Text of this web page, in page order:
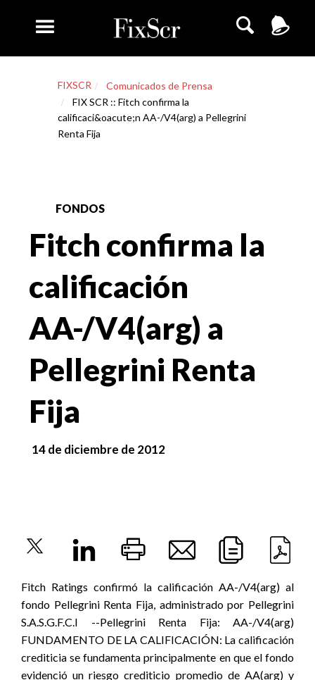
FIXSCR
Comunicados de Prensa
FIX SCR :: Fitch confirma la
calificaci&oacute;n AA-/V4(arg) a Pellegrini
Renta Fija
FONDOS
Fitch confirma la
calificación
AA-/V4(arg) a
Pellegrini Renta
Fija
14 de diciembre de 2012
Fitch Ratings confirmó la calificación AA-/V4(arg) al
fondo Pellegrini Renta Fija, administrado por Pellegrini
S.A.S.G.F.C.I --Pellegrini Renta Fija: AA-/V4(arg)
FUNDAMENTO DE LA CALIFICACIÓN: La calificación
crediticia se fundamenta principalmente en que el fondo
evidenció un riesgo crediticio promedio de AA(arg) y